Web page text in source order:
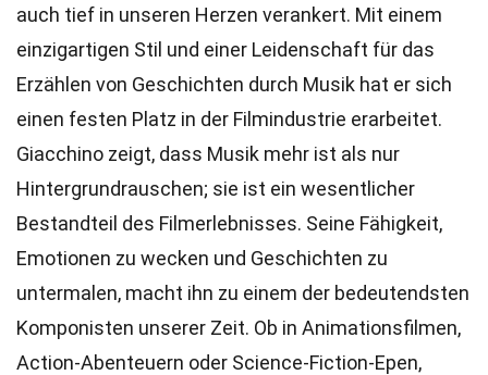
auch tief in unseren Herzen verankert. Mit einem
einzigartigen Stil und einer Leidenschaft für das
Erzählen von Geschichten durch Musik hat er sich
einen festen Platz in der Filmindustrie erarbeitet.
Giacchino zeigt, dass Musik mehr ist als nur
Hintergrundrauschen; sie ist ein wesentlicher
Bestandteil des Filmerlebnisses. Seine Fähigkeit,
Emotionen zu wecken und Geschichten zu
untermalen, macht ihn zu einem der bedeutendsten
Komponisten unserer Zeit. Ob in Animationsfilmen,
Action-Abenteuern oder Science-Fiction-Epen,